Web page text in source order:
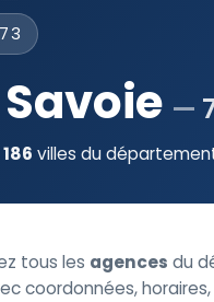
186 villes du
tous les agences du
coordonnées,